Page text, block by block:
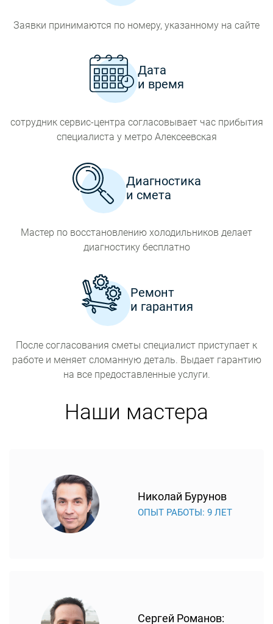
Заявки принимаются по номеру, указанному на сайте
Дата
и время
сотрудник сервис-центра согласовывает час прибытия
специалиста у метро Алексеевская
Диагностика
и смета
Мастер по восстановлению холодильников делает
диагностику бесплатно
Ремонт
и гарантия
После согласования сметы специалист приступает к
работе и меняет сломанную деталь. Выдает гарантию
на все предоставленные услуги.
Наши мастера
Николай Бурунов
ОПЫТ РАБОТЫ: 9 ЛЕТ
Сергей Романов: